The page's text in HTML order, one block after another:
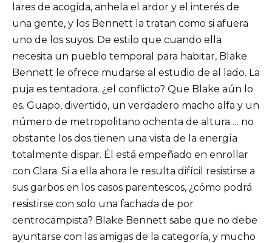
lares de acogida, anhela el ardor y el interés de
una gente, y los Bennett la tratan como si afuera
uno de los suyos. De estilo que cuando ella
necesita un pueblo temporal para habitar, Blake
Bennett le ofrece mudarse al estudio de al lado. La
puja es tentadora. ¿el conflicto? Que Blake aún lo
es. Guapo, divertido, un verdadero macho alfa y un
número de metropolitano ochenta de altura…. no
obstante los dos tienen una vista de la energía
totalmente dispar. Él está empeñado en enrollar
con Clara. Si a ella ahora le resulta difícil resistirse a
sus garbos en los casos parentescos, ¿cómo podrá
resistirse con solo una fachada de por
centrocampista? Blake Bennett sabe que no debe
ayuntarse con las amigas de la categoría, y mucho